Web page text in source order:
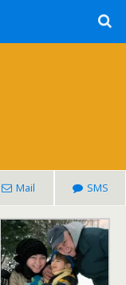
Mail SMS